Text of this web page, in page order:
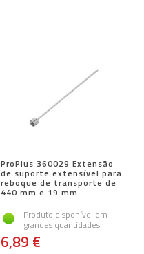
ProPlus 360029 Extensão
de suporte extensível para
reboque de transporte de
440 mm e 19 mm
Produto disponível em
grandes quantidades
6,89 €